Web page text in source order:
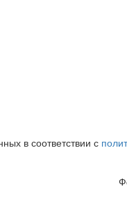
в соответствии с